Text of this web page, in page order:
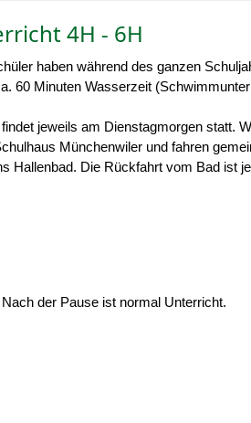
4H - 6H
haben während des ganzen
60 Minuten Wasserzeit
jeweils am Dienstagmorgen statt.
Münchenwiler und fahren
Hallenbad. Die Rückfahrt vom Bad ist
der Pause ist normal Unterricht.